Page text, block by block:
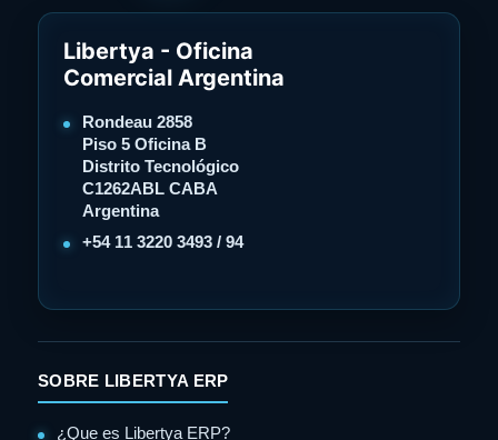
Libertya - Oficina
Comercial Argentina
Rondeau 2858
Piso 5 Oficina B
Distrito Tecnológico
C1262ABL CABA
Argentina
+54 11 3220 3493 / 94
SOBRE LIBERTYA ERP
¿Que es Libertya ERP?